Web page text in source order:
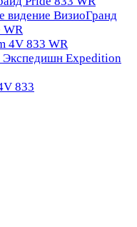
видение ВизиоГранд
WR
4V 833 WR
Экспедишн Expedition
833